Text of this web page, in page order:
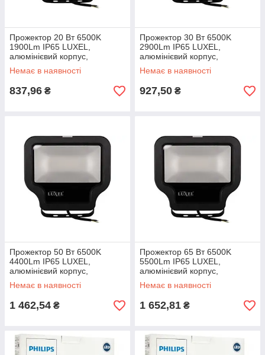
Прожектор 20 Вт 6500K
1900Lm IP65 LUXEL,
алюмінієвий корпус,
світлодіодний LED-LP-20-C
Люксел вуличний світильник
Немає в наявності
837,96 ₴
Прожектор 30 Вт 6500K
2900Lm IP65 LUXEL,
алюмінієвий корпус,
світлодіодний LED-LP-30-C
Люксел вуличний світильник
Немає в наявності
927,50 ₴
Прожектор 50 Вт 6500K
4400Lm IP65 LUXEL,
алюмінієвий корпус,
світлодіодний LED-LP-50-C
Люксел вуличний світильник
Немає в наявності
1 462,54 ₴
Прожектор 65 Вт 6500K
5500Lm IP65 LUXEL,
алюмінієвий корпус,
світлодіодний LED-LP-65-C
Люксел вуличний світильник
Немає в наявності
1 652,81 ₴